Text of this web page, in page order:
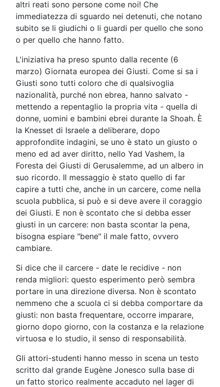
altri reati sono persone come noi! Che
immediatezza di sguardo nei detenuti, che notano
subito se li giudichi o li guardi per quello che sono
o per quello che hanno fatto.
L'iniziativa ha preso spunto dalla recente (6
marzo) Giornata europea dei Giusti. Come si sa i
Giusti sono tutti coloro che di qualsivoglia
nazionalità, purché non ebrea, hanno salvato -
mettendo a repentaglio la propria vita - quella di
donne, uomini e bambini ebrei durante la Shoah. È
la Knesset di Israele a deliberare, dopo
approfondite indagini, se uno è stato un giusto o
meno ed ad aver diritto, nello Yad Vashem, la
Foresta dei Giusti di Gerusalemme, ad un albero in
suo ricordo. Il messaggio è stato quello di far
capire a tutti che, anche in un carcere, come nella
scuola pubblica, si può e si deve avere il coraggio
dei Giusti. E non è scontato che si debba esser
giusti in un carcere: non basta scontar la pena,
bisogna espiare "bene" il male fatto, ovvero
cambiare.
Si dice che il carcere - date le recidive - non
renda migliori: questo esperimento però sembra
portare in una direzione diversa. Non è scontato
nemmeno che a scuola ci si debba comportare da
giusti: non basta frequentare, occorre imparare,
giorno dopo giorno, con la costanza e la relazione
virtuosa e lo studio, il senso di responsabilità.
Gli attori-studenti hanno messo in scena un testo
scritto dal grande Eugène Jonesco sulla base di
un fatto storico realmente accaduto nel lager di